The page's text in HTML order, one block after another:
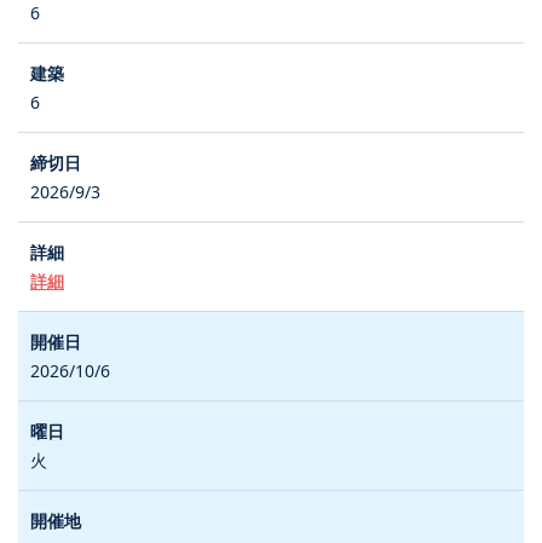
6
6
2026/9/3
詳細
2026/10/6
火